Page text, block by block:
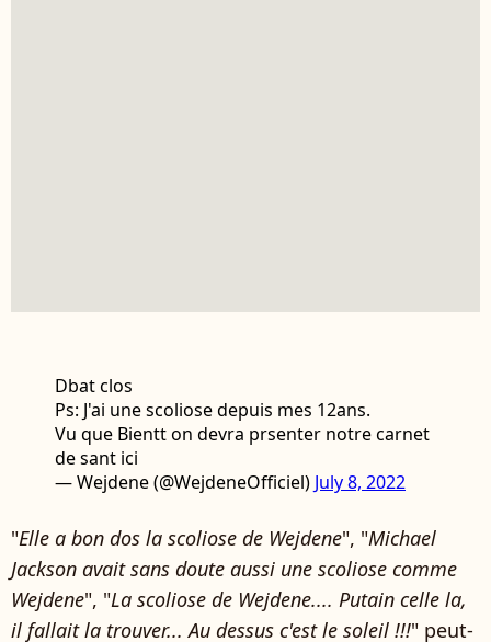
Dbat clos
Ps: J'ai une scoliose depuis mes 12ans.
Vu que Bientt on devra prsenter notre carnet
de sant ici
— Wejdene (@WejdeneOfficiel) July 8, 2022
"Elle a bon dos la scoliose de Wejdene", "Michael
Jackson avait sans doute aussi une scoliose comme
Wejdene", "La scoliose de Wejdene.... Putain celle la,
il fallait la trouver... Au dessus c'est le soleil !!!" peut-